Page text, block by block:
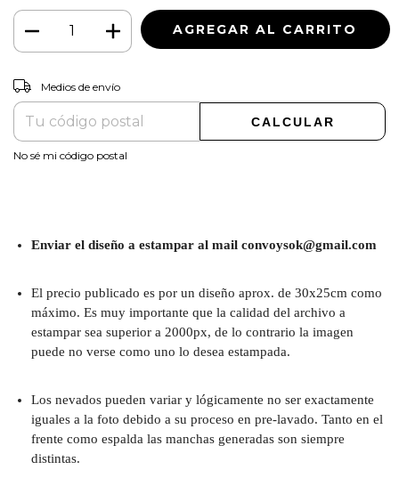
Entregas para el CP:
Medios de envío
CALCULAR
No sé mi código postal
Enviar el diseño a estampar al mail convoysok@gmail.com
El precio publicado es por un diseño aprox. de 30x25cm como
máximo. Es muy importante que la calidad del archivo a
estampar sea superior a 2000px, de lo contrario la imagen
puede no verse como uno lo desea estampada.
Los nevados pueden variar y lógicamente no ser exactamente
iguales a la foto debido a su proceso en pre-lavado. Tanto en el
frente como espalda las manchas generadas son siempre
distintas.